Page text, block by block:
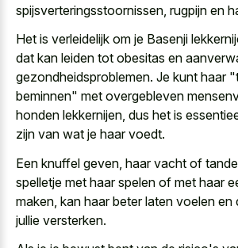
spijsverteringsstoornissen, rugpijn en
Het is verleidelijk om je Basenji
dat kan leiden tot obesitas en
gezondheidsproblemen. Je kunt haar
beminnen" met overgebleven
honden lekkernijen, dus het is
zijn van wat je haar voedt.
Een knuffel geven, haar vacht of
spelletje met haar spelen of met haar
maken, kan haar beter laten voelen en
jullie versterken.